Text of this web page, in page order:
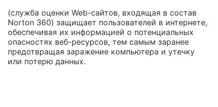
(служба оценки Web-сайтов, входящая в состав
Norton 360) защищает пользователей в интернете,
обеспечивая их информацией о потенциальных
опасностях веб-ресурсов, тем самым заранее
предотвращая заражение компьютера и утечку
или потерю данных.